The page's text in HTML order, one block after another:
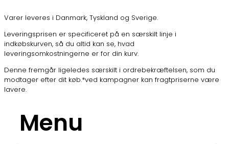
Varer leveres i Danmark, Tyskland og Sverige.
Leveringsprisen er specificeret på en særskilt linje i
indkøbskurven, så du altid kan se, hvad
leveringsomkostningerne er for din kurv.
Denne fremgår ligeledes særskilt i ordrebekræftelsen, som du
modtager efter dit køb.*ved kampagner kan fragtpriserne være
lavere.
Menu